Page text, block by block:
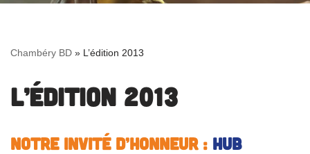
Chambéry BD » L’édition 2013
L’édition 2013
Notre invité d’honneur : HUB